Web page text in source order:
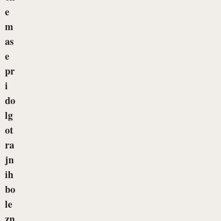
e
m
as
e
pr
i
do
lg
ot
ra
jn
ih
bo
le